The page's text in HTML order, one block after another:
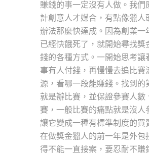
賺錢的事一定沒有人做。我們
計創意人才媒合，有點像獵人
辦法那麼快達成。因為創業一
已經快餓死了，就開始尋找獎
錢的各種方式。一開始思考讓
事有人付錢，再慢慢去追比賽
源，看哪一段能賺錢。找到的
就是辦比賽，並保證參賽人數
賽，一般比賽的痛點就是沒人
讓它變成一種有標準制度的買
在做獎金獵人的前一年是外包
得不能一直接案，要忍耐不賺